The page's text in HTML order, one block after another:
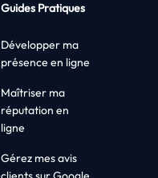
Guides Pratiques
Développer ma
présence en ligne
Maîtriser ma
réputation en
ligne
Gérez mes avis